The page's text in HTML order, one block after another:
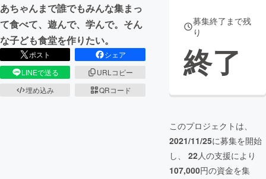
あちゃんまで誰でもみんな集まっ
て食べて、遊んで、学んで。そん
な子ども食堂を作りたい。
ポスト
シェア
LINEで送る
URLコピー
埋め込み
QRコード
募集終了まで残
り
終了
このプロジェクトは、
2021/11/25に募集を開始
し、 22人の支援により
107,000円の資金を集